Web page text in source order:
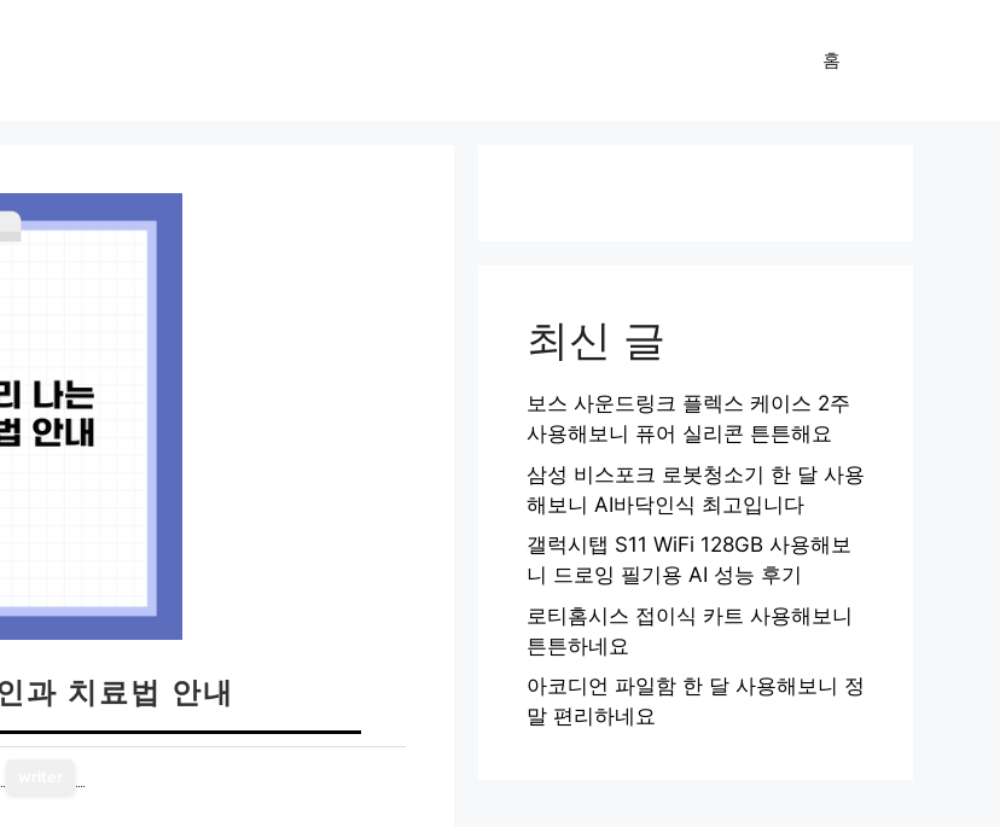
홈
과 치료법 안내
최신 글
보스 사운드링크 플렉스 케이스 2주
사용해보니 퓨어 실리콘 튼튼해요
삼성 비스포크 로봇청소기 한 달 사용
해보니 AI바닥인식 최고입니다
갤럭시탭 S11 WiFi 128GB 사용해보
니 드로잉 필기용 AI 성능 후기
로티홈시스 접이식 카트 사용해보니
튼튼하네요
아코디언 파일함 한 달 사용해보니 정
말 편리하네요